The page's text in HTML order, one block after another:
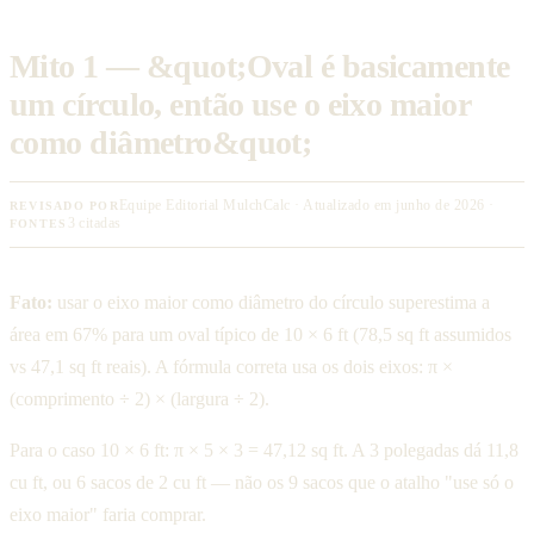
Mito 1 — &quot;Oval é basicamente
um círculo, então use o eixo maior
como diâmetro&quot;
REVISADO POR Equipe Editorial MulchCalc · Atualizado em junho de 2026 ·
FONTES 3 citadas
Fato: usar o eixo maior como diâmetro do círculo superestima a
área em 67% para um oval típico de 10 × 6 ft (78,5 sq ft assumidos
vs 47,1 sq ft reais). A fórmula correta usa os dois eixos: π ×
(comprimento ÷ 2) × (largura ÷ 2).
Para o caso 10 × 6 ft: π × 5 × 3 = 47,12 sq ft. A 3 polegadas dá 11,8
cu ft, ou 6 sacos de 2 cu ft — não os 9 sacos que o atalho "use só o
eixo maior" faria comprar.